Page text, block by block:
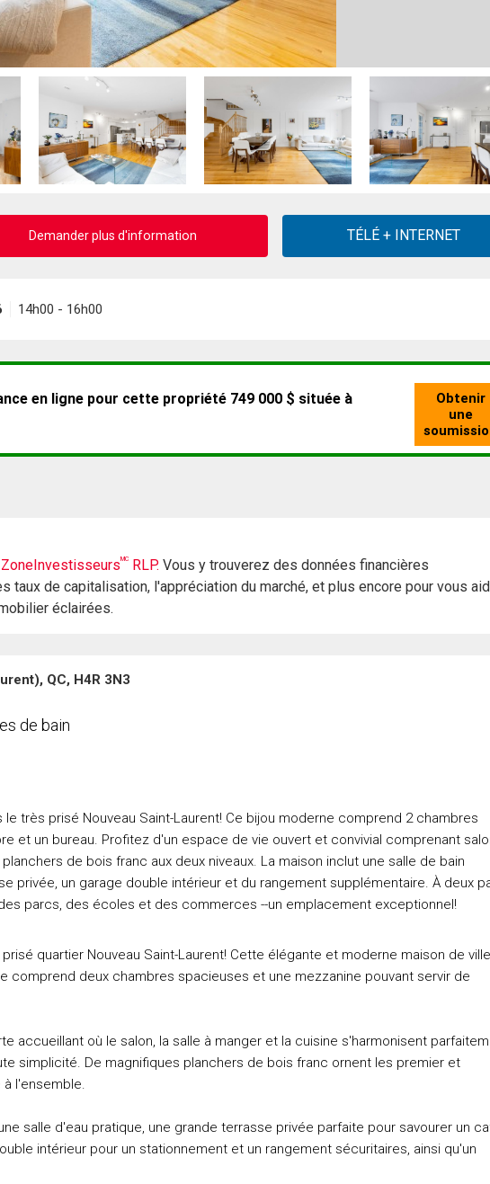
Demander plus d'information
14h00 - 16h00
ZoneInvestisseursMC RLP. Vous y trouverez des données financières
taux de capitalisation, l'appréciation du marché, et plus encore pour vous
éclairées.
QC, H4R 3N3
de bain
très prisé Nouveau Saint-Laurent! Ce bijou moderne comprend 2 chambres
et un bureau. Profitez d'un espace de vie ouvert et convivial comprenant
de bois franc aux deux niveaux. La maison inclut une salle de bain
privée, un garage double intérieur et du rangement supplémentaire. À deux
parcs, des écoles et des commerces --un emplacement exceptionnel!
quartier Nouveau Saint-Laurent! Cette élégante et moderne maison de ville
comprend deux chambres spacieuses et une mezzanine pouvant servir de
accueillant où le salon, la salle à manger et la cuisine s'harmonisent
simplicité. De magnifiques planchers de bois franc ornent les premier et
l'ensemble.
salle d'eau pratique, une grande terrasse privée parfaite pour savourer un
intérieur pour un stationnement et un rangement sécuritaires, ainsi qu'un